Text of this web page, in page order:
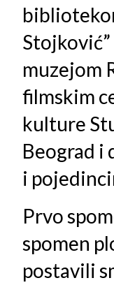
muzejom
filmskim
kulture
Beograd i
i
Prvo
spomen
postavili